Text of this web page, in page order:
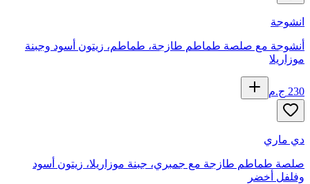
انشوجة
أنشوجة مع صلصة طماطم طازجة، طماطم، زيتون أسود وجبنة
موزاريلا
230 ج.م
دي ماري
صلصة طماطم طازجة مع جمبري، جبنة موزاريلا، زيتون أسود
وفلفل أخضر